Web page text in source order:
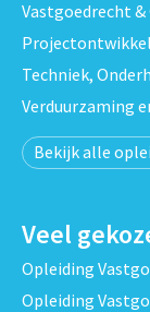
Vastgoedrecht
Techniek,
Verduurzaming
Bekijk alle
Veel
Opleiding
Opleiding